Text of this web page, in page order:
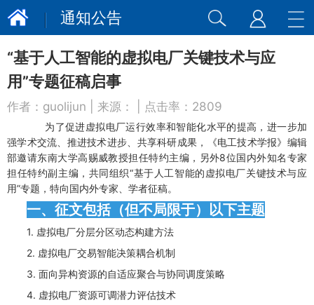
通知公告
“基于人工智能的虚拟电厂关键技术与应
用”专题征稿启事
作者： guolijun | 来源： | 点击率： 2809
为了促进虚拟电厂运行效率和智能化水平的提高，进一步加
强学术交流、推进技术进步、共享科研成果，《电工技术学报》编辑
部邀请东南大学高赐威教授担任特约主编，另外8位国内外知名专家
担任特约副主编，共同组织“基于人工智能的虚拟电厂关键技术与应
用”专题，特向国内外专家、学者征稿。
一、征文包括（但不局限于）以下主题
1. 虚拟电厂分层分区动态构建方法
2. 虚拟电厂交易智能决策耦合机制
3. 面向异构资源的自适应聚合与协同调度策略
4. 虚拟电厂资源可调潜力评估技术